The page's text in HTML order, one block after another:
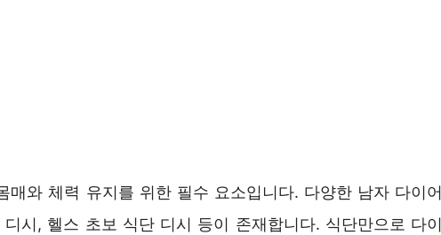
매와 체력 유지를 위한 필수 요소입니다. 다양한 남자 다이어
시, 헬스 초보 식단 디시 등이 존재합니다. 식단만으로 다이